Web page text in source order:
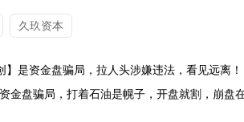
久玖资本
】是资金盘骗局，拉人头涉嫌违法，看见远离！
金盘骗局，打着石油是幌子，开盘就割，崩盘